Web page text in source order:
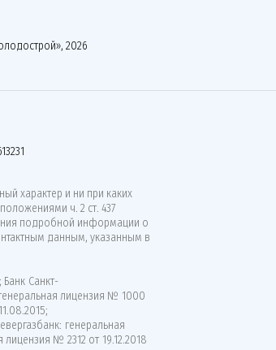
2026
характер и ни при каких
ч. 2 ст. 437
подробной информации о
данным, указанным в
Банк Санкт-
лицензия № 1000
генеральная
№ 2312 от 19.12.2018